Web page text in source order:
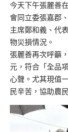
今天下午張麗善
會同立委張嘉郡
主席鄭和義、代
物災損情況。
張麗善再次呼籲
元，符合「全品
心聲。尤其現值
民辛苦，協助農